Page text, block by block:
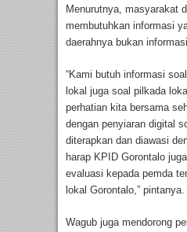
Menurutnya, masyarakat
membutuhkan informasi
daerahnya bukan
“Kami butuh informasi
lokal juga soal pilkada
perhatian kita bersama
dengan penyiaran digital
diterapkan dan diawasi
harap KPID Gorontalo
evaluasi kepada pemda
lokal Gorontalo,” pintanya.
Wagub juga mendorong